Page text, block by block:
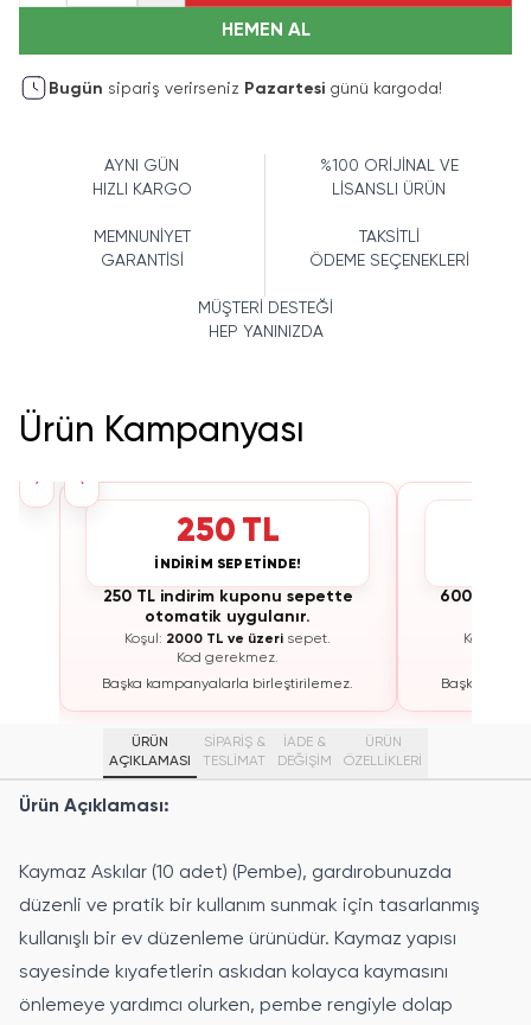
HEMEN AL
Bugün sipariş verirseniz Pazartesi günü kargoda!
AYNI GÜN
HIZLI KARGO
%100 ORİJİNAL VE
LİSANSLI ÜRÜN
MEMNUNİYET
GARANTİSİ
TAKSİTLİ
ÖDEME SEÇENEKLERİ
MÜŞTERİ DESTEĞİ
HEP YANINIZDA
Ürün Kampanyası
‹
›
250 TL
İNDİRİM SEPETİNDE!
250 TL indirim kuponu sepette
otomatik uygulanır.
Koşul: 2000 TL ve üzeri sepet.
Kod gerekmez.
Başka kampanyalarla birleştirilemez.
600 TL
Koşul:
Başka
ÜRÜN
AÇIKLAMASI
SİPARİŞ &
TESLİMAT
İADE &
DEĞİŞİM
ÜRÜN
ÖZELLIKLERI
Ürün Açıklaması:
Kaymaz Askılar (10 adet) (Pembe), gardırobunuzda
düzenli ve pratik bir kullanım sunmak için tasarlanmış
kullanışlı bir ev düzenleme ürünüdür. Kaymaz yapısı
sayesinde kıyafetlerin askıdan kolayca kaymasını
önlemeye yardımcı olurken, pembe rengiyle dolap